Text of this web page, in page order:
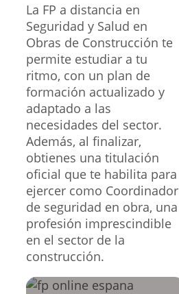
La FP a distancia en
Seguridad y Salud en
Obras de Construcción te
permite estudiar a tu
ritmo, con un plan de
formación actualizado y
adaptado a las
necesidades del sector.
Además, al finalizar,
obtienes una titulación
oficial que te habilita para
ejercer como Coordinador
de seguridad en obra, una
profesión imprescindible
en el sector de la
construcción.